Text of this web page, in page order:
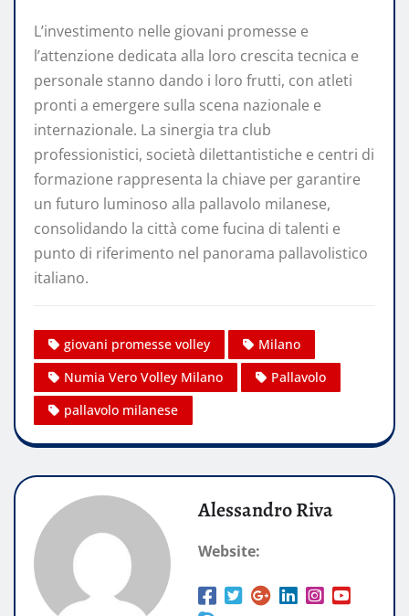
L’investimento nelle giovani promesse e
l’attenzione dedicata alla loro crescita tecnica e
personale stanno dando i loro frutti, con atleti
pronti a emergere sulla scena nazionale e
internazionale. La sinergia tra club
professionistici, società dilettantistiche e centri di
formazione rappresenta la chiave per garantire
un futuro luminoso alla pallavolo milanese,
consolidando la città come fucina di talenti e
punto di riferimento nel panorama pallavolistico
italiano.
giovani promesse volley
Milano
Numia Vero Volley Milano
Pallavolo
pallavolo milanese
Alessandro Riva
Website: